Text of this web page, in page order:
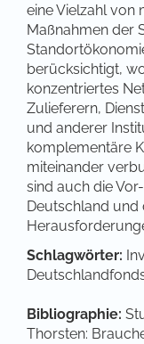
eine Vielzahl von
Maßnahmen der
berücksichtigt,
konzentriertes
Zulieferern,
und anderer
komplementäre
miteinander
sind auch die
Deutschland und
Schlagwörter:
Bibliographie:
Thorsten: